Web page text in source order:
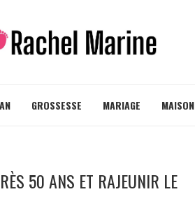
GROSSESSE MARIAGE MAISON
50 ANS ET RAJEUNIR LE